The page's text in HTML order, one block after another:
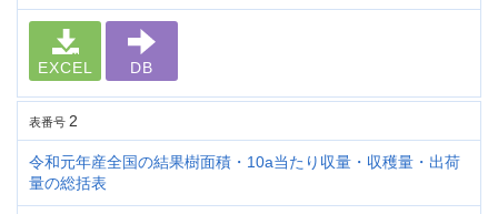
EXCEL DB
表番号 2
令和元年産全国の結果樹面積・10a当たり収量・収穫量・出荷
量の総括表